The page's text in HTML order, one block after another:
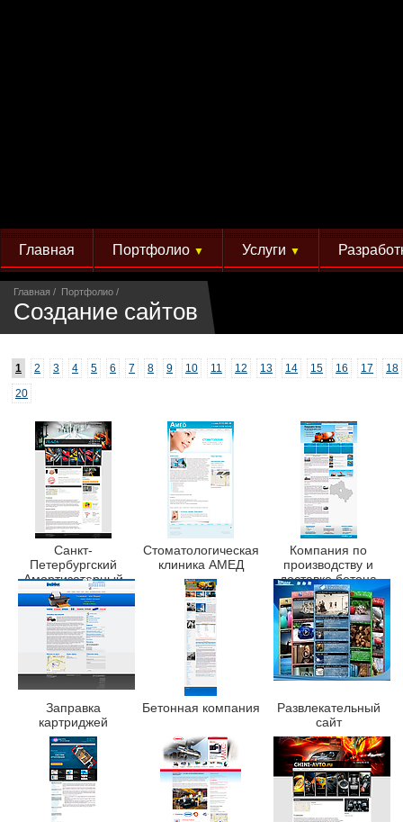
Главная Портфолио ▼ Услуги ▼
Главная Портфолио
Создание сайтов
1 2 3 4 5 6 7 8 9 10 11 12 13 14 15 16 17
18
20
Санкт-
Петербургский
Амортизаторный
Завод “ПЛАЗА”
Стоматологическая
клиника АМЕД
Компания по
производству и
доставке бетона
Заправка
картриджей
Бетонная компания
Развлекательный
сайт